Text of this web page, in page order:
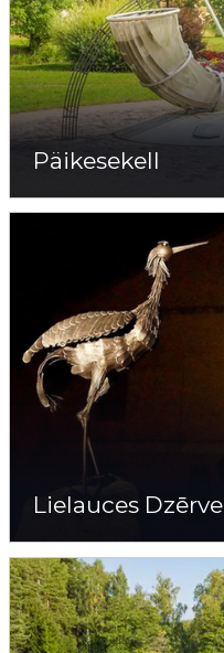
Päikesekell
Lielauces Dzērve